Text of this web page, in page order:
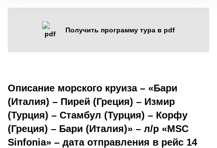
Получить программу тура в pdf
Описание морского круиза – «Бари
(Италия) – Пирей (Греция) – Измир
(Турция) – Стамбул (Турция) – Корфу
(Греция) – Бари (Италия)» – л/р «MSC
Sinfonia» – дата отправления в рейс 14